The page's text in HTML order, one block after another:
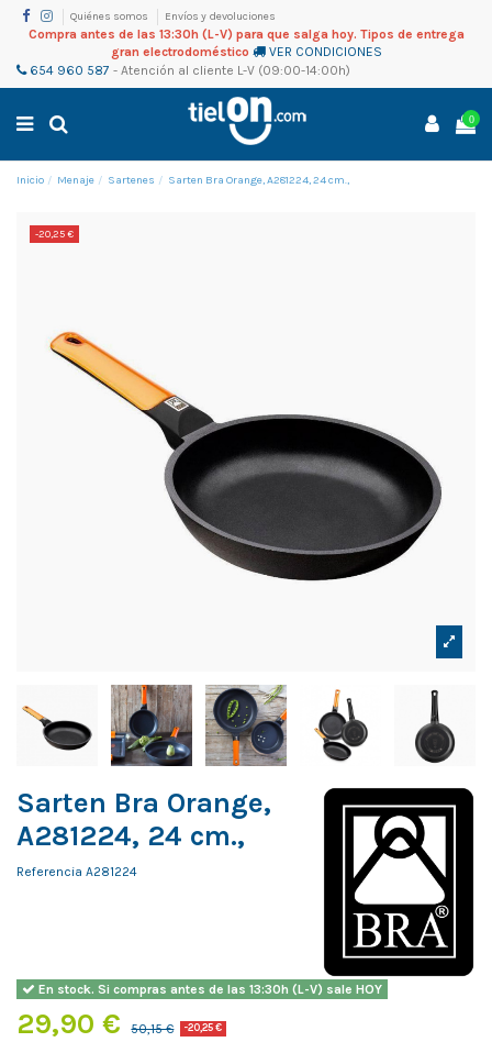
Quiénes somos Envíos y devoluciones
Compra antes de las 13:30h (L-V) para que salga hoy. Tipos de entrega
gran electrodoméstico
VER CONDICIONES
654 960 587 - Atención al cliente L-V (09:00-14:00h)
0
Inicio Menaje Sartenes Sarten Bra Orange, A281224, 24 cm.,
-20,25 €
Sarten Bra Orange,
A281224, 24 cm.,
Referencia A281224
En stock. Si compras antes de las 13:30h (L-V) sale HOY
29,90 € 50,15 € -20,25 €